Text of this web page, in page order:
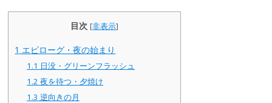
目次 [非表示]
1 エピローグ・夜の始まり
1.1 日没・グリーンフラッシュ
1.2 夜を待つ・夕焼け
1.3 逆向きの月